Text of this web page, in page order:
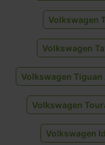
Volkswagen
Volkswagen
Volkswagen Tiguan
Volkswagen
Volkswagen